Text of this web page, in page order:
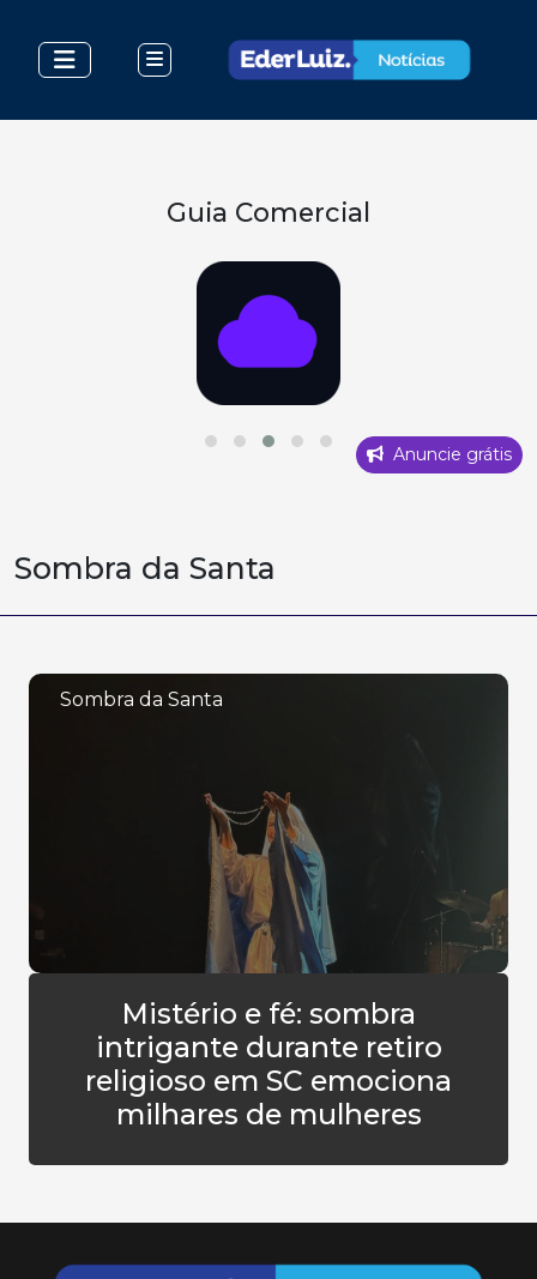
Guia Comercial
Anuncie grátis
Sombra da Santa
Sombra da Santa
Mistério e fé: sombra
intrigante durante retiro
religioso em SC emociona
milhares de mulheres